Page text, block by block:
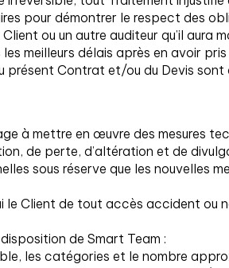
pour démontrer le respect des
ou un autre auditeur qu’il aura
meilleurs délais après en avoir
présent Contrat et/ou du Devis sont
à mettre en œuvre des mesures
de perte, d’altération et de
sous réserve que les nouvelles
le Client de tout accès accident ou
de Smart Team :
les catégories et le nombre